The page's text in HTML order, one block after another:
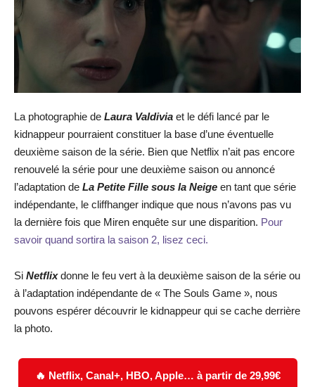
La photographie de Laura Valdivia et le défi lancé par le
kidnappeur pourraient constituer la base d’une éventuelle
deuxième saison de la série. Bien que Netflix n’ait pas encore
renouvelé la série pour une deuxième saison ou annoncé
l’adaptation de La Petite Fille sous la Neige en tant que série
indépendante, le cliffhanger indique que nous n’avons pas vu
la dernière fois que Miren enquête sur une disparition. Pour
savoir quand sortira la saison 2, lisez ceci.
Si Netflixdonne le feu vert à la deuxième saison de la série ou
à l’adaptation indépendante de « The Souls Game », nous
pouvons espérer découvrir le kidnappeur qui se cache derrière
la photo.
🔥 Netflix, Canal+, HBO, Apple… à partir de 29,99€